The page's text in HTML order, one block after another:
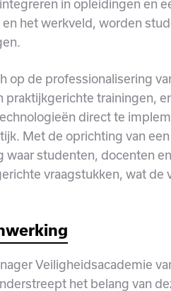
in opleidingen en
het werkveld, worden
op de professionalisering
praktijkgerichte trainingen,
direct te
Met de oprichting van
waar studenten, docenten
vraagstukken, wat de
Veiligheidsacademie
het belang van